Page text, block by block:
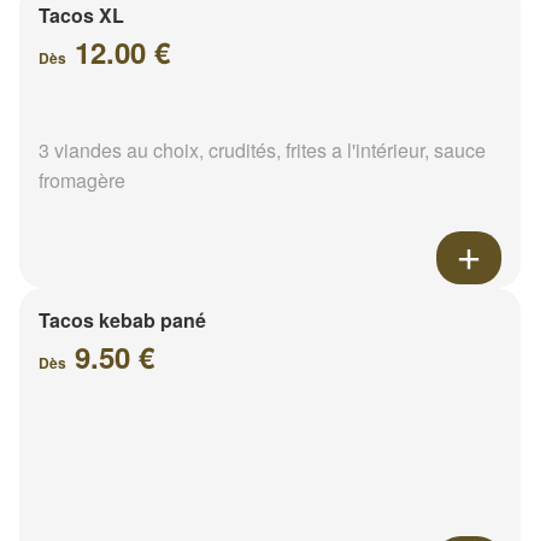
Tacos XL
Dès 12.00 €
3 viandes au choix, crudités, frites a l'intérieur, sauce
fromagère
Tacos kebab pané
Dès 9.50 €